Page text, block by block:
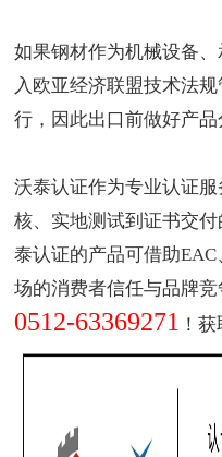
如果钢材作为机械设备
入欧亚经济联盟技术法
行，因此出口前做好产品
沃泰认证作为专业认证服
核、实地测试到证书交
泰认证的产品可借助EAC
场的消费者信任与品牌
0512-63369271 ！获